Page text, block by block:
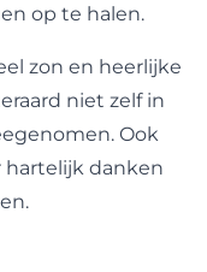
op te halen.
zon en heerlijke
niet zelf in
Ook
hartelijk danken